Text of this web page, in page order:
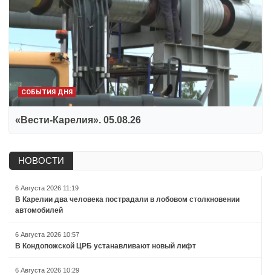
СОБЫТИЯ ДНЯ
«Вести-Карелия». 05.08.26
НОВОСТИ
6 Августа 2026 11:19
В Карелии два человека пострадали в лобовом столкновении
автомобилей
6 Августа 2026 10:57
В Кондопожской ЦРБ устанавливают новый лифт
6 Августа 2026 10:29